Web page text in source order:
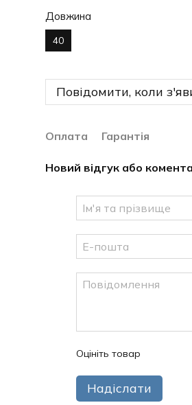
Довжина
40
Повідомити, коли
Оплата Гарантія
Новий відгук або
Оцініть товар
Надіслати